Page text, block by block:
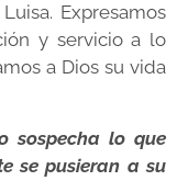
Expresamos
y servicio a lo
a Dios su vida
sospecha lo que
se pusieran a su